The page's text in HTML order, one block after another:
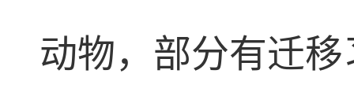
动物，部分有迁